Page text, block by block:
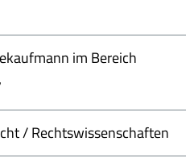
im Bereich
/ Rechtswissenschaften